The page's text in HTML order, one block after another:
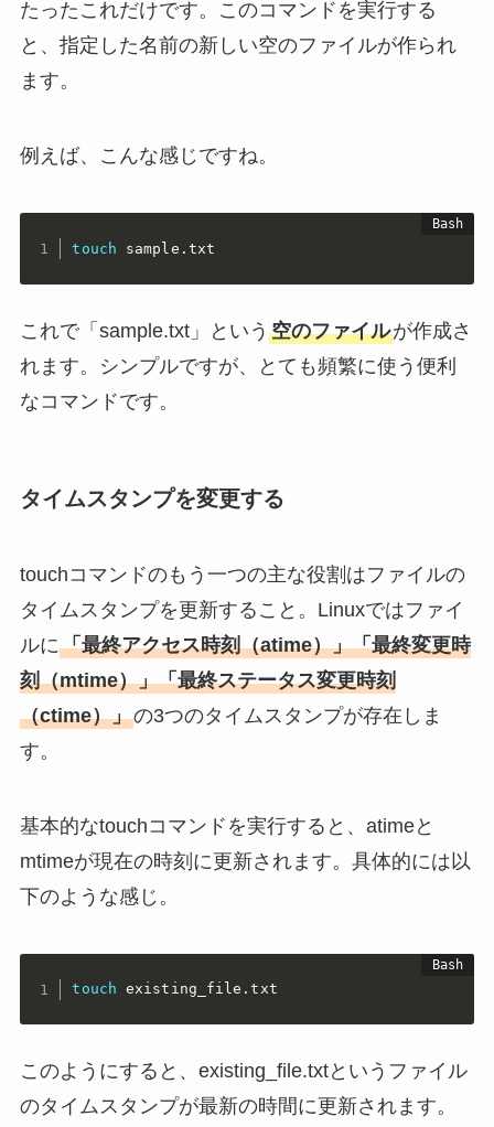
たったこれだけです。このコマンドを実行する
と、指定した名前の新しい空のファイルが作られ
ます。
例えば、こんな感じですね。
touch sample.txt
これで「sample.txt」という 空のファイルが作成さ
れます。シンプルですが、とても頻繁に使う便利
なコマンドです。
タイムスタンプを変更する
touchコマンドのもう一つの主な役割はファイルの
タイムスタンプを更新すること。Linuxではファイ
ルに「最終アクセス時刻（atime）」「最終変更時
刻（mtime）」「最終ステータス変更時刻
（ctime）」の3つのタイムスタンプが存在しま
す。
基本的なtouchコマンドを実行すると、atimeと
mtimeが現在の時刻に更新されます。具体的には以
下のような感じ。
touch existing_file.txt
このようにすると、existing_file.txtというファイル
のタイムスタンプが最新の時間に更新されます。